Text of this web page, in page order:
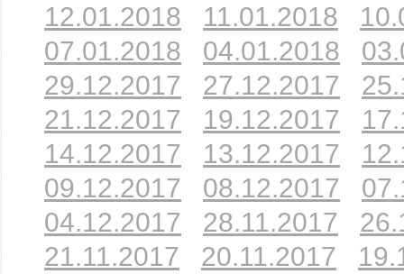
12.01.2018
11.01.2018
07.01.2018
04.01.2018
29.12.2017
27.12.2017
21.12.2017
19.12.2017
14.12.2017
13.12.2017
09.12.2017
08.12.2017
04.12.2017
28.11.2017
21.11.2017
20.11.2017